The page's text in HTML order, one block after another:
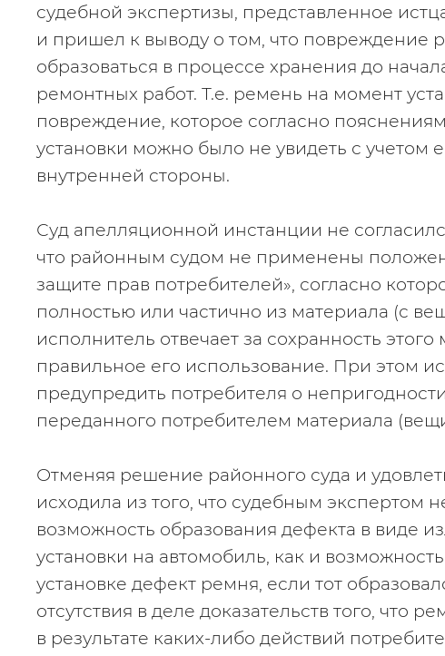
судебной экспертизы, представленное
и пришел к выводу о том, что повреждение
образоваться в процессе хранения до
ремонтных работ. Т.е. ремень на момент
повреждение, которое согласно
установки можно было не увидеть с учетом
внутренней стороны.
Суд апелляционной инстанции не
что районным судом не применены
защите прав потребителей», согласно
полностью или частично из материала (с
исполнитель отвечает за сохранность
правильное его использование. При этом
предупредить потребителя о
переданного потребителем материала
Отменяя решение районного суда и
исходила из того, что судебным экспертом
возможность образования дефекта в виде
установки на автомобиль, как и
установке дефект ремня, если тот
отсутствия в деле доказательств того, что
в результате каких-либо действий